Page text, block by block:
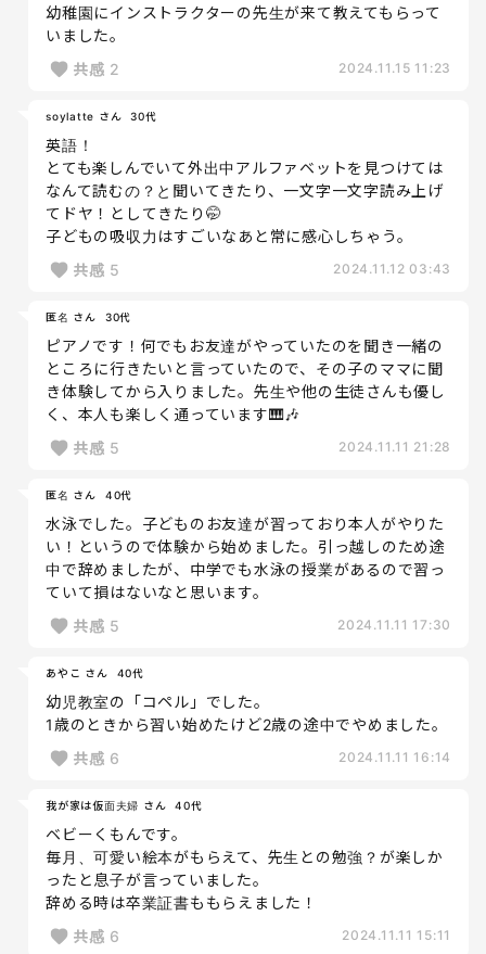
幼稚園にインストラクターの先生が来て教えてもらって
いました。
共感 2 2024.11.15 11:23
soylatte さん 30代
英語！
とても楽しんでいて外出中アルファベットを見つけては
なんて読むの？と聞いてきたり、一文字一文字読み上げ
てドヤ！としてきたり🤭
子どもの吸収力はすごいなあと常に感心しちゃう。
共感 5 2024.11.12 03:43
匿名 さん 30代
ピアノです！何でもお友達がやっていたのを聞き一緒の
ところに行きたいと言っていたので、その子のママに聞
き体験してから入りました。先生や他の生徒さんも優し
く、本人も楽しく通っています🎹🎶
共感 5 2024.11.11 21:28
匿名 さん 40代
水泳でした。子どものお友達が習っており本人がやりた
い！というので体験から始めました。引っ越しのため途
中で辞めましたが、中学でも水泳の授業があるので習っ
ていて損はないなと思います。
共感 5 2024.11.11 17:30
あやこ さん 40代
幼児教室の「コペル」でした。
1歳のときから習い始めたけど2歳の途中でやめました。
共感 6 2024.11.11 16:14
我が家は仮面夫婦 さん 40代
ベビーくもんです。
毎月、可愛い絵本がもらえて、先生との勉強？が楽しか
ったと息子が言っていました。
辞める時は卒業証書ももらえました！
共感 6 2024.11.11 15:11